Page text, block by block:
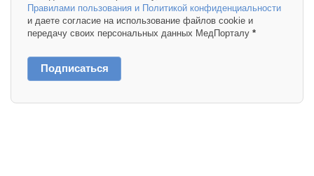
Правилами пользования и Политикой конфиденциальности
и даете согласие на использование файлов cookie и
передачу своих персональных данных МедПорталу *
Подписаться